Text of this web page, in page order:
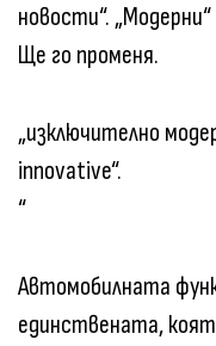
новости“.
Ще го променя.
„изключително
innovative“.
“
Автомобилната
единствената,